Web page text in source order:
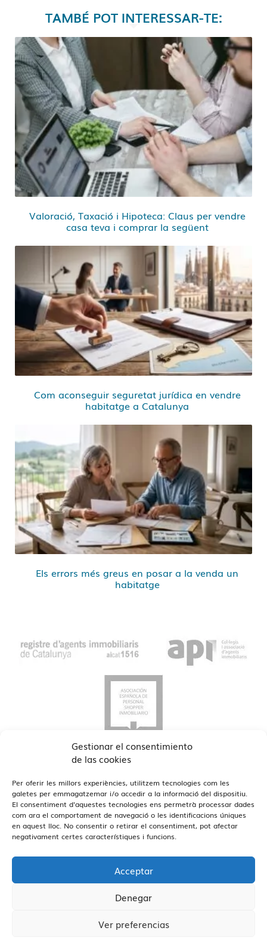
Gestionar el consentimiento
de las cookies
Per oferir les millors experiències, utilitzem tecnologies com les
galetes per emmagatzemar i/o accedir a la informació del dispositiu.
El consentiment d'aquestes tecnologies ens permetrà processar dades
com ara el comportament de navegació o les identificacions úniques
en aquest lloc. No consentir o retirar el consentiment, pot afectar
negativament certes característiques i funcions.
Acceptar
Denegar
Ver preferencias
TAMBÉ POT INTERESSAR-TE:
Valoració, Taxació i Hipoteca: Claus per vendre
casa teva i comprar la següent
Com aconseguir seguretat jurídica en vendre
habitatge a Catalunya
Els errors més greus en posar a la venda un
habitatge
Estamos en Barcelona y Reus Veure Oficines
Avís Legal
Política de privadesa
Política de Cookies